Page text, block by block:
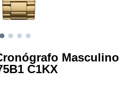
Masculino
C1KX